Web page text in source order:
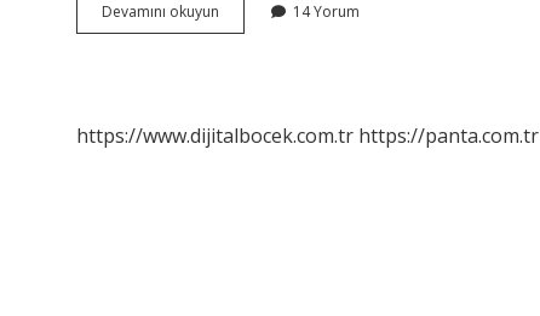
Devamını okuyun
Alevisi
14 Yorum
https://www.dijitalbocek.com.tr https://panta.com.tr